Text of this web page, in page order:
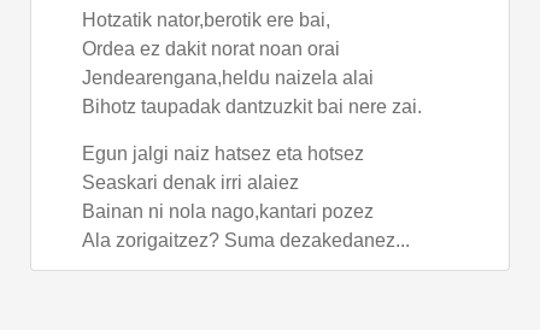
Hotzatik nator,berotik ere bai,
Ordea ez dakit norat noan orai
Jendearengana,heldu naizela alai
Bihotz taupadak dantzuzkit bai nere zai.
Egun jalgi naiz hatsez eta hotsez
Seaskari denak irri alaiez
Bainan ni nola nago,kantari pozez
Ala zorigaitzez? Suma dezakedanez...